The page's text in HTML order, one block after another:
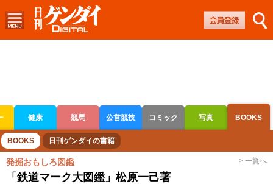
健康 競馬 公営競技 コミック 写真 BOOKS
ボートレース 競輪 オートレース
BOOKS 日刊ゲンダイの書籍
発掘おもしろ図鑑 > 一覧へ
「鉄道マーク大図鑑」松原一己著